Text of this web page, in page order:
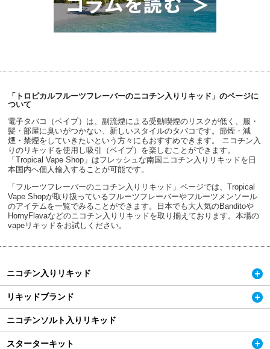
「トロピカルフルーツフレーバーのニコチン入りリキッド」のページに
ついて
電子タバコ（ベイプ）は、副流煙による受動喫煙のリスクが低く、服・
髪・部屋に臭いがつかない、新しいスタイルのタバコです。節煙・減
煙・禁煙をしていきたいという方々にもおすすめできます。 ニコチン入
りのリキッドを使用し吸引（ベイプ）を楽しむことができます。
「Tropical Vape Shop」はフレッシュな南国ニコチン入りリキッドを日
本国内へ個人輸入することが可能です。
「フルーツフレーバーのニコチン入りリキッド」ページでは、Tropical
Vape Shopが取り扱っているフルーツフレーバーやフルーツメンソール
のアイテムを一覧でみることができます。日本でも大人気のBanditoや
HornyFlavaなどのニコチン入りリキッドを取り揃えております。本場の
vapeリキッドをお試しください。
ニコチン入りリキッド
リキッドブランド
ニコチンソルト入りリキッド
スターターキット